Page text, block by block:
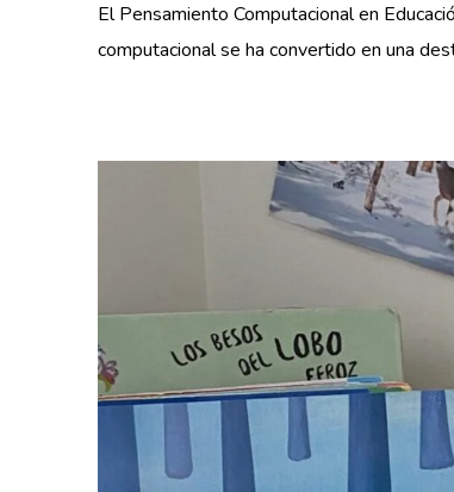
El Pensamiento Computacional en
computacional se ha convertido en una